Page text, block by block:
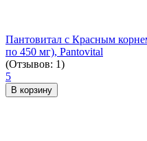
Пантовитал с Красным
по 450 мг), Pantovital
(Отзывов: 1)
5
В корзину